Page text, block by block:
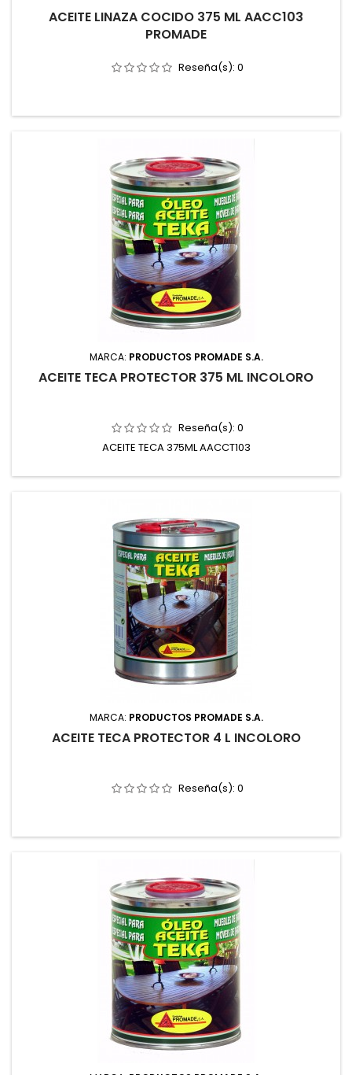
ACEITE LINAZA COCIDO 375 ML AACC103
PROMADE
Reseña(s): 0
MARCA: PRODUCTOS PROMADE S.A.
ACEITE TECA PROTECTOR 375 ML INCOLORO
Reseña(s): 0
ACEITE TECA 375ML AACCT103
MARCA: PRODUCTOS PROMADE S.A.
ACEITE TECA PROTECTOR 4 L INCOLORO
Reseña(s): 0